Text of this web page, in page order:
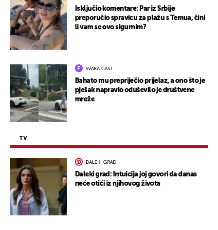
Isključio komentare: Par iz Srbije
preporučio spravicu za plažu s Temua, čini
li vam se ovo sigurnim?
SVAKA ČAST
Bahato mu prepriječio prijelaz, a ono što je
pješak napravio oduševilo je društvene
mreže
TV
DALEKI GRAD
Daleki grad: Intuicija joj govori da danas
neće otići iz njihovog života